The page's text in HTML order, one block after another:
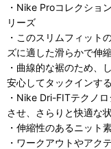
・Nike Proコレクショ
リーズ
・このスリムフィット
ズに適した滑らかで伸
・曲線的な裾のため、
安心してタックインす
・Nike Dri-FITテクノ
させ、さらりと快適な
・伸縮性のあるニット
・ワークアウトやアク